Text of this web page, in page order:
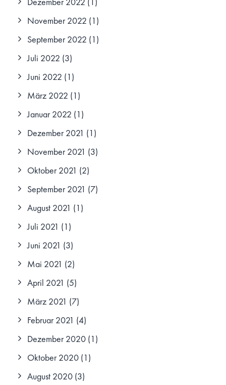
November 2022 (1)
September 2022 (1)
Juli 2022 (3)
Juni 2022 (1)
März 2022 (1)
Januar 2022 (1)
Dezember 2021 (1)
November 2021 (3)
Oktober 2021 (2)
September 2021 (7)
August 2021 (1)
Juli 2021 (1)
Juni 2021 (3)
Mai 2021 (2)
April 2021 (5)
März 2021 (7)
Februar 2021 (4)
Dezember 2020 (1)
Oktober 2020 (1)
August 2020 (3)